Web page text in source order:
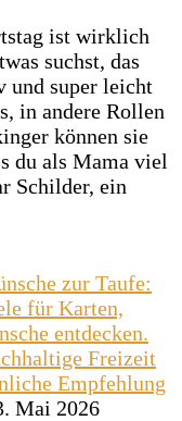
ist wirklich
suchst, das
und super leicht
in andere Rollen
können sie
du als Mama viel
Schilder, ein
Freizeit
Empfehlung
Mai 2026